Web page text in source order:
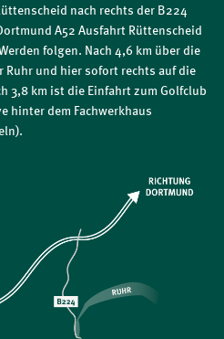
nach rechts der B224
A52 Ausfahrt Rüttenscheid
folgen. Nach 4,6 km über die
Ruhr und hier sofort rechts auf die
3,8 km ist die Einfahrt zum Golfclub
hinter dem Fachwerkhaus